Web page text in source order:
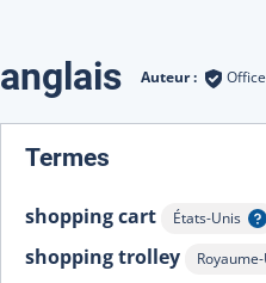
Traductions
anglais Auteur :
Termes
shopping cart États-Unis
Afficher
shopping trolley Afficher